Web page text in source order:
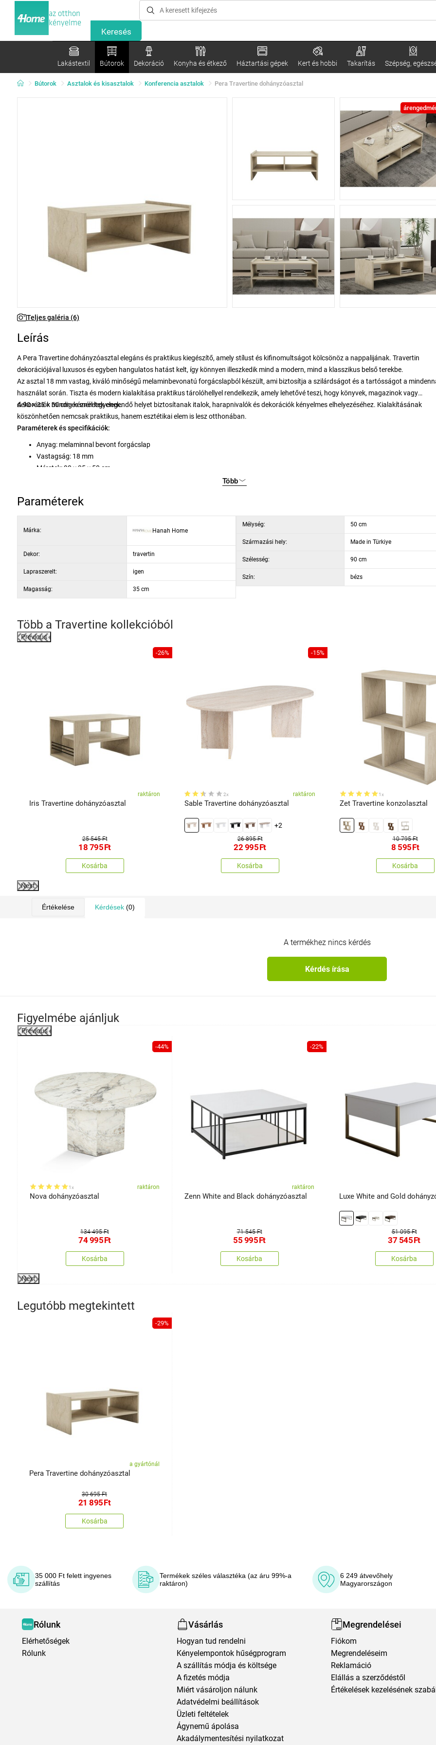
az otthon
kényelme
Lakástextil Bútorok Dekoráció Konyha és étkező Háztartási gépek Kert és hobbi Takarítás Szépség,
Bútorok Asztalok és kisasztalok Konferencia asztalok Pera Travertine dohányzóasztal
Teljes galéria (6)
Leírás
A Pera Travertine dohányzóasztal elegáns és praktikus kiegészítő, amely stílust és kifinomultságot kölcsönöz a nappalijának. Travertin
dekorációjával luxusos és egyben hangulatos hatást kelt, így könnyen illeszkedik mind a modern, mind a klasszikus belső terekbe.
Az asztal 18 mm vastag, kiváló minőségű melaminbevonatú forgácslapból készült, ami biztosítja a szilárdságot és a tartósságot a
használat során. Tiszta és modern kialakítása praktikus tárolóhellyel rendelkezik, amely lehetővé teszi, hogy könyvek, magazinok vagy
dekorációk mindig kéznél legyenek.
A 90 × 35 × 50 cm-es méretek elegendő helyet biztosítanak italok, harapnivalók és dekorációk kényelmes elhelyezéséhez. Kialakításának
köszönhetően nemcsak praktikus, hanem esztétikai elem is lesz otthonában.
Paraméterek és specifikációk:
Anyag: melaminnal bevont forgácslap
Vastagság: 18 mm
Méretek: 90 × 35 × 50 cm
Több
Paraméterek
Márka: Hanah Home
Dekor: travertin
Lapraszerelt: igen
Magasság: 35 cm
Mélység: 50 cm
Származási hely: Made in Türkiye
Szélesség: 90 cm
Szín: bézs
Több a Travertine kollekcióból
Previous
-26%
raktáron
Iris Travertine dohányzóasztal
25 545 Ft
18 795Ft
Kosárba
-15%
2x raktáron
Sable Travertine dohányzóasztal
+2
26 895 Ft
22 995Ft
Kosárba
1x
Zet Travertine konzolasztal
10 795 Ft
8 595Ft
Kosárba
Next
Értékelése Kérdések (0)
A termékhez nincs kérdés
Kérdés írása
Figyelmébe ajánljuk
Previous
-44%
1x raktáron
Nova dohányzóasztal
134 495 Ft
74 995Ft
Kosárba
-22%
raktáron
Zenn White and Black dohányzóasztal
71 545 Ft
55 995Ft
Kosárba
Luxe White and Gold
51 095 Ft
37 545Ft
Kosárba
Next
Legutóbb megtekintett
-29%
a gyártónál
Pera Travertine dohányzóasztal
30 695 Ft
21 895Ft
Kosárba
35 000 Ft felett ingyenes
szállítás
Termékek széles választéka (az áru 99%-a
raktáron)
6 249 átvevőhely
Magyarországon
Rólunk
Elérhetőségek
Rólunk
Vásárlás
Hogyan tud rendelni
Kényelempontok hűségprogram
A szállítás módja és költsége
A fizetés módja
Miért vásároljon nálunk
Adatvédelmi beállítások
Üzleti feltételek
Ágynemű ápolása
Akadálymentesítési nyilatkozat
Megrendelései
Fiókom
Megrendeléseim
Reklamáció
Elállás a szerződéstől
Értékelések kezelésének